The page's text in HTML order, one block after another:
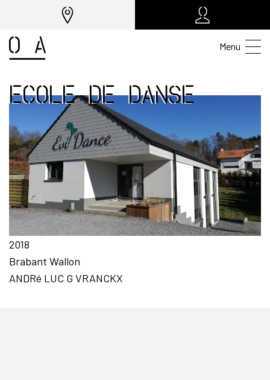
Menu
Ecole de danse
2018
Brabant Wallon
ANDRé LUC G VRANCKX